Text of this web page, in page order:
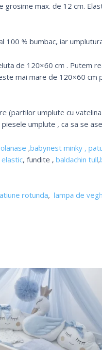
max. de 12 cm.
% bumbac, iar
de 120×60 cm . Putem
mai mare de 120×60 cm
(partilor umplute cu
umplute , ca sa se
,babynest minky ,
, fundite , baldachin tull,
rotunda, lampa de